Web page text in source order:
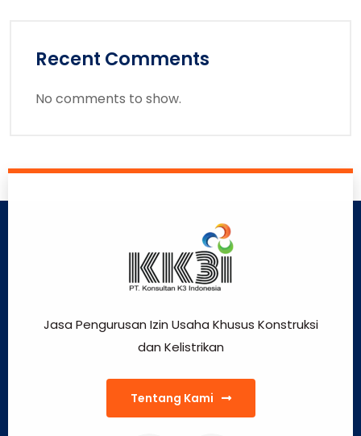
Recent Comments
No comments to show.
Jasa Pengurusan Izin Usaha Khusus Konstruksi
dan Kelistrikan
Tentang Kami